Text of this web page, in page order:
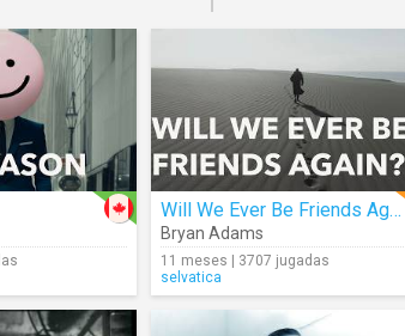
Will We Ever Be Friends Again
Bryan Adams
11 meses | 3707 jugadas
selvatica